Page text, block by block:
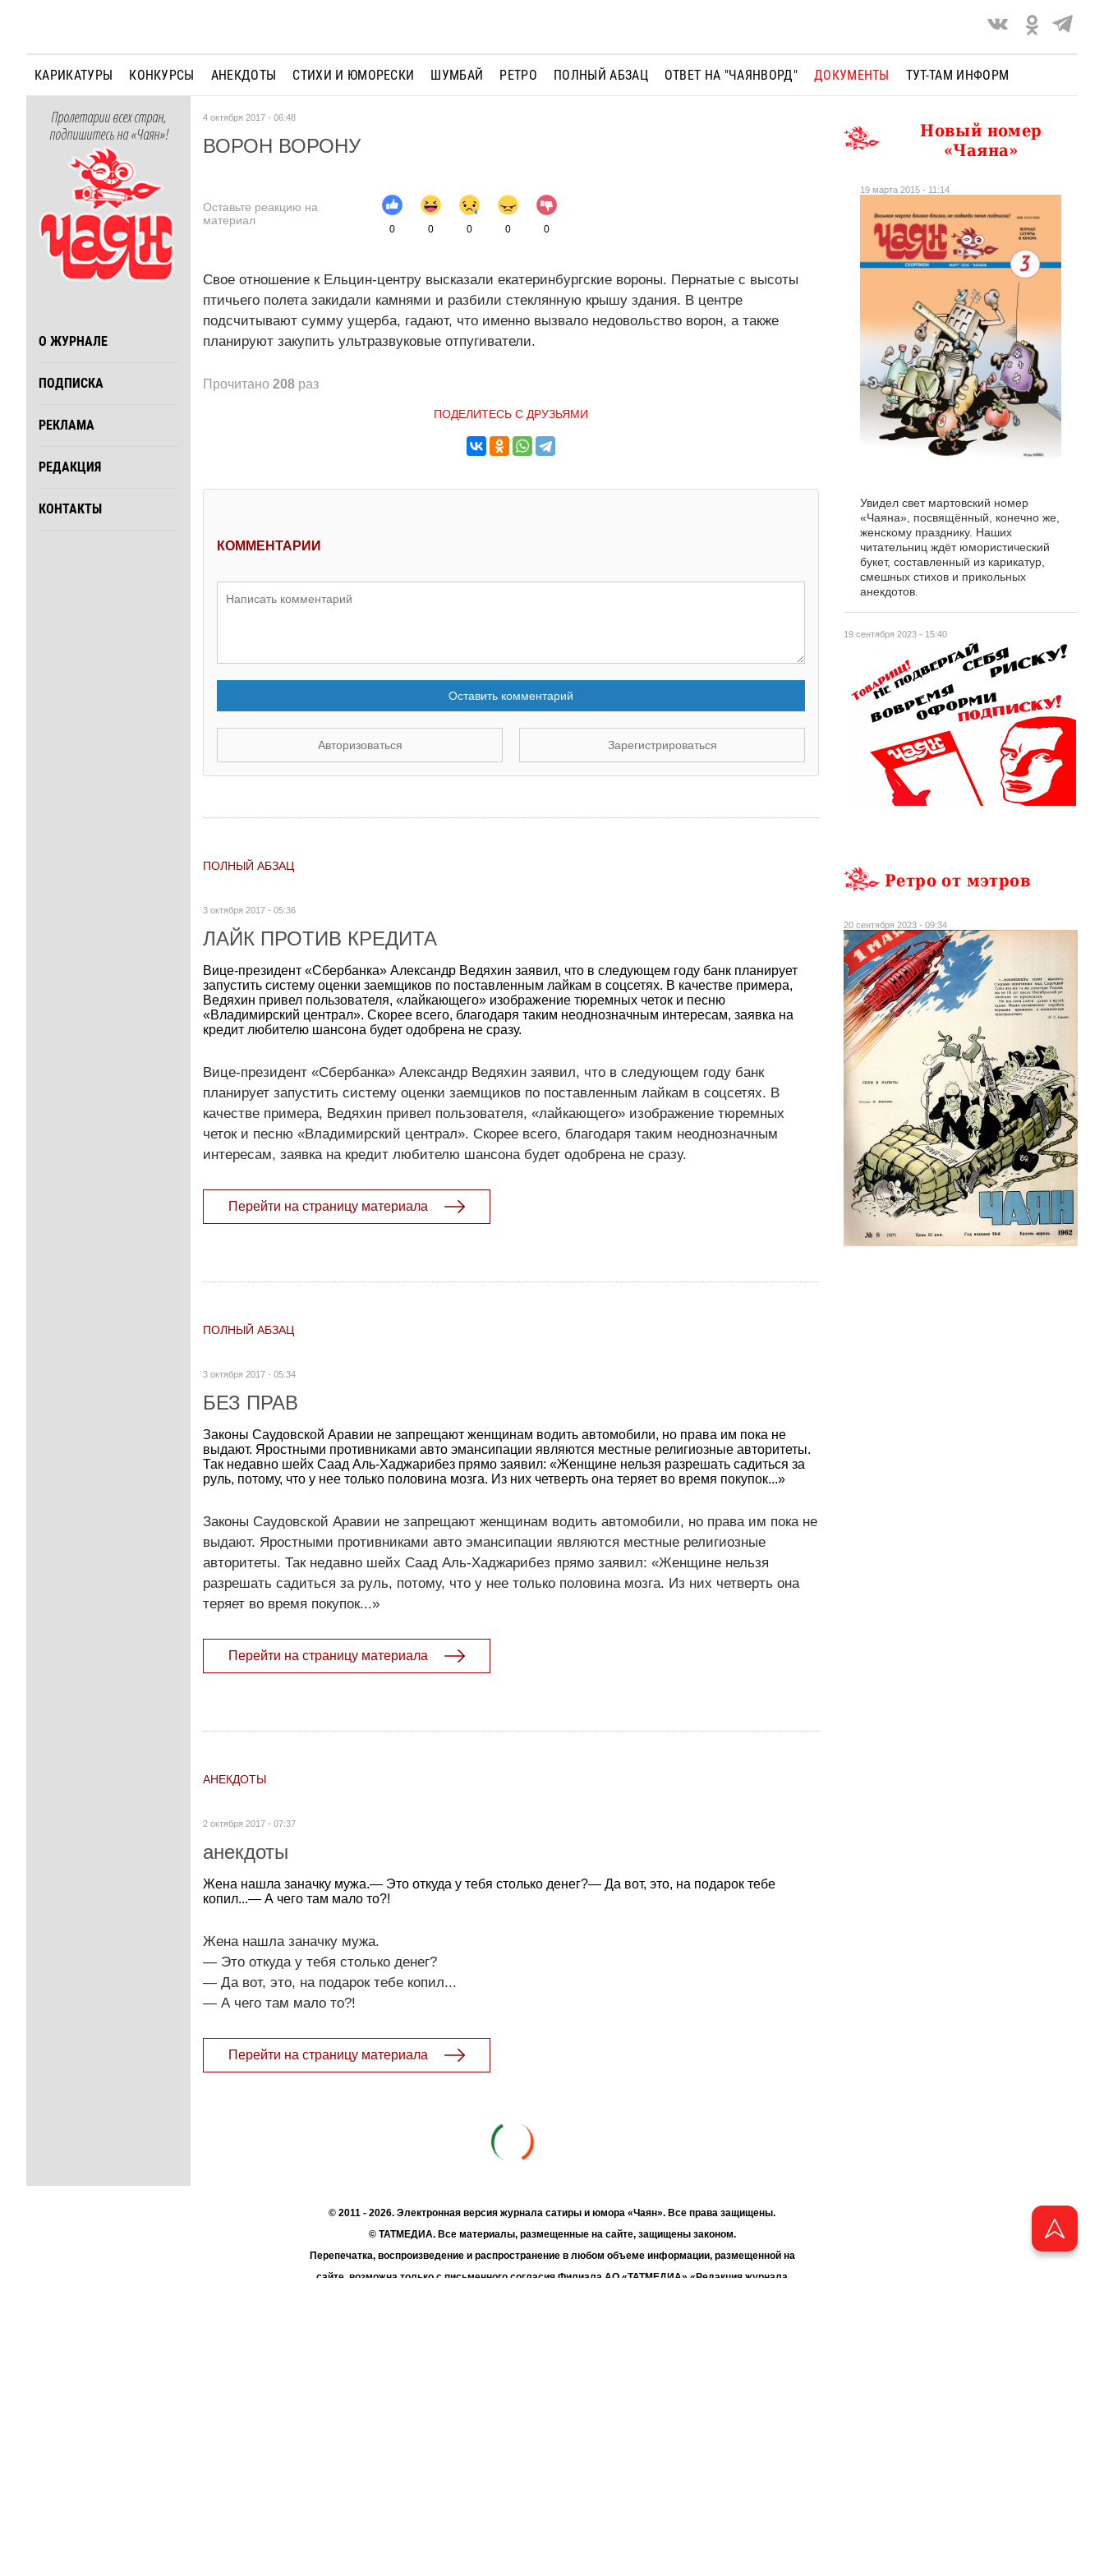
КАРИКАТУРЫ КОНКУРСЫ АНЕКДОТЫ СТИХИ И ЮМОРЕСКИ ШУМБАЙ РЕТРО ПОЛНЫЙ АБЗАЦ ОТВЕТ НА "ЧАЯНВОРД" ДОКУМЕНТЫ ТУТ-ТАМ ИНФОРМ
Пролетарии всех стран,
подпишитесь на «Чаян»!
О ЖУРНАЛЕ
ПОДПИСКА
РЕКЛАМА
РЕДАКЦИЯ
КОНТАКТЫ
4 октября 2017 - 06:48
ВОРОН ВОРОНУ
Оставьте реакцию на
материал
0 0 0 0 0
Свое отношение к Ельцин-центру высказали екатеринбургские вороны. Пернатые с высоты
птичьего полета закидали камнями и разбили стеклянную крышу здания. В центре
подсчитывают сумму ущерба, гадают, что именно вызвало недовольство ворон, а также
планируют закупить ультразвуковые отпугиватели.
Прочитано 208 раз
ПОДЕЛИТЕСЬ С ДРУЗЬЯМИ
КОММЕНТАРИИ
Оставить комментарий
Авторизоваться Зарегистрироваться
ПОЛНЫЙ АБЗАЦ
3 октября 2017 - 05:36
ЛАЙК ПРОТИВ КРЕДИТА
Вице-президент «Сбербанка» Александр Ведяхин заявил, что в следующем году банк планирует
запустить систему оценки заемщиков по поставленным лайкам в соцсетях. В качестве примера,
Ведяхин привел пользователя, «лайкающего» изображение тюремных четок и песню
«Владимирский централ». Скорее всего, благодаря таким неоднозначным интересам, заявка на
кредит любителю шансона будет одобрена не сразу.
Вице-президент «Сбербанка» Александр Ведяхин заявил, что в следующем году банк
планирует запустить систему оценки заемщиков по поставленным лайкам в соцсетях. В
качестве примера, Ведяхин привел пользователя, «лайкающего» изображение тюремных
четок и песню «Владимирский централ». Скорее всего, благодаря таким неоднозначным
интересам, заявка на кредит любителю шансона будет одобрена не сразу.
Перейти на страницу материала
ПОЛНЫЙ АБЗАЦ
3 октября 2017 - 05:34
БЕЗ ПРАВ
Законы Саудовской Аравии не запрещают женщинам водить автомобили, но права им пока не
выдают. Яростными противниками авто эмансипации являются местные религиозные авторитеты.
Так недавно шейх Саад Аль-Хаджарибез прямо заявил: «Женщине нельзя разрешать садиться за
руль, потому, что у нее только половина мозга. Из них четверть она теряет во время покупок...»
Законы Саудовской Аравии не запрещают женщинам водить автомобили, но права им пока не
выдают. Яростными противниками авто эмансипации являются местные религиозные
авторитеты. Так недавно шейх Саад Аль-Хаджарибез прямо заявил: «Женщине нельзя
разрешать садиться за руль, потому, что у нее только половина мозга. Из них четверть она
теряет во время покупок...»
Перейти на страницу материала
АНЕКДОТЫ
2 октября 2017 - 07:37
анекдоты
Жена нашла заначку мужа.— Это откуда у тебя столько денег?— Да вот, это, на подарок тебе
копил...— А чего там мало то?!
Жена нашла заначку мужа.
— Это откуда у тебя столько денег?
— Да вот, это, на подарок тебе копил...
— А чего там мало то?!
Перейти на страницу материала
19 сентября 2023 - 15:40
Новый номер
«Чаяна»
19 марта 2015 - 11:14
Увидел свет мартовский номер
«Чаяна», посвящённый, конечно же,
женскому празднику. Наших
читательниц ждёт юмористический
букет, составленный из карикатур,
смешных стихов и прикольных
анекдотов.
Ретро от мэтров
20 сентября 2023 - 09:34
© 2011 - 2026. Электронная версия журнала сатиры и юмора «Чаян». Все права защищены.
© ТАТМЕДИА. Все материалы, размещенные на сайте, защищены законом.
Перепечатка, воспроизведение и распространение в любом объеме информации, размещенной на
сайте, возможна только с письменного согласия Филиала АО «ТАТМЕДИА» «Редакция журнала